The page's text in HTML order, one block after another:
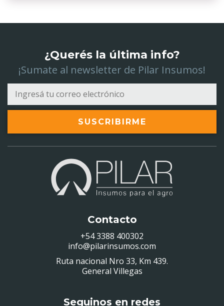
¿Querés la última info?
¡Sumate al newsletter de Pilar Insumos!
SUSCRIBIRME
Contacto
+54 3388 400302
info@pilarinsumos.com
Ruta nacional Nro 33, Km 439.
General Villegas
Seguinos en redes